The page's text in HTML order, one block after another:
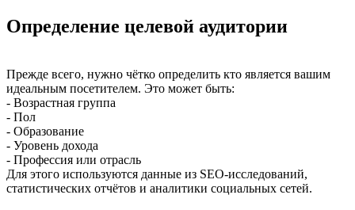
Определение целевой аудитории
Прежде всего, нужно чётко определить кто является вашим
идеальным посетителем. Это может быть:
- Возрастная группа
- Пол
- Образование
- Уровень дохода
- Профессия или отрасль
Для этого используются данные из SEO-исследований,
статистических отчётов и аналитики социальных сетей.